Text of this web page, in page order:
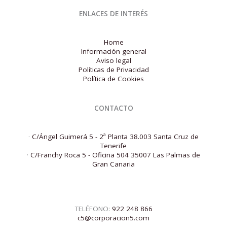
ENLACES DE INTERÉS
Home
Información general
Aviso legal
Políticas de Privacidad
Política de Cookies
CONTACTO
· C/Ángel Guimerá 5 - 2ª Planta 38.003 Santa Cruz de
Tenerife
· C/Franchy Roca 5 - Oficina 504 35007 Las Palmas de
Gran Canaria
TELÉFONO: 922 248 866
c5@corporacion5.com